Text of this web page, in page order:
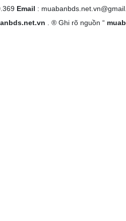
Email :
. ® Ghi rõ nguồn “